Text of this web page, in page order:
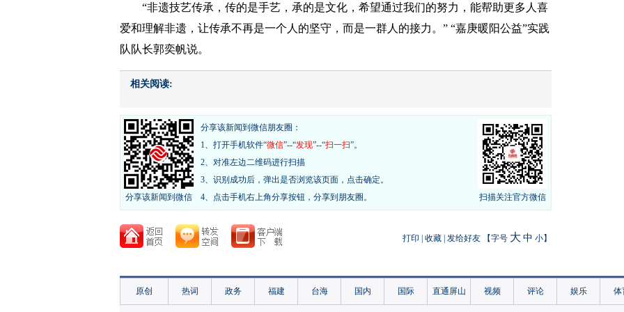
“非遗技艺传承，传的是手艺，承的是文化，希望通过我们的努力，能帮助更多人喜
爱和理解非遗，让传承不再是一个人的坚守，而是一群人的接力。” “嘉庚暖阳公益”实践
队队长郭奕帆说。
相关阅读:
扫描关注官方微信
分享该新闻到微信
分享该新闻到微信朋友圈：
1、打开手机软件“微信”--“发现”--“扫一扫”。
2、对准左边二维码进行扫描
3、识别成功后，弹出是否浏览该页面，点击确定。
4、点击手机右上角分享按钮，分享到朋友圈。
打印 收藏 发给好友 【字号 大 中 小】
原创 热词 政务 福建 台海 国内 国际 直通屏山 视频 评论 娱乐 体